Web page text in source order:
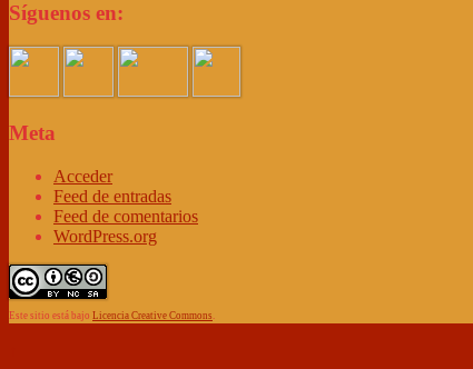
Síguenos en:
Meta
Acceder
Feed de entradas
Feed de comentarios
WordPress.org
Este sitio está bajo Licencia Creative Commons.